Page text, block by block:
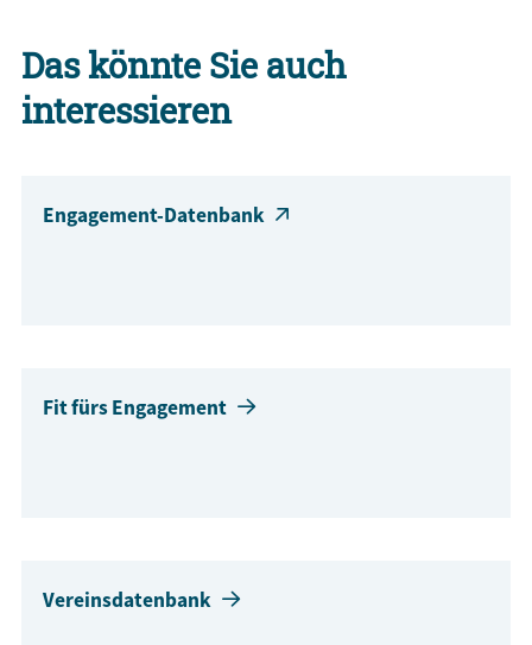
Das könnte Sie auch
interessieren
Engagement-Datenbank
Fit fürs Engagement
Vereinsdatenbank